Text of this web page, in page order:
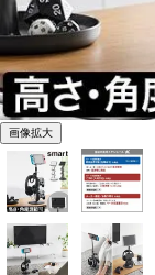
画像拡大